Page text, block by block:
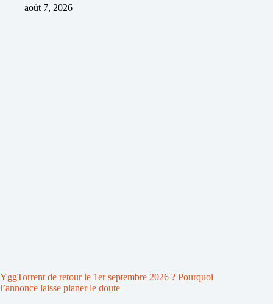
août 7, 2026
YggTorrent de retour le 1er septembre 2026 ? Pourquoi
l’annonce laisse planer le doute